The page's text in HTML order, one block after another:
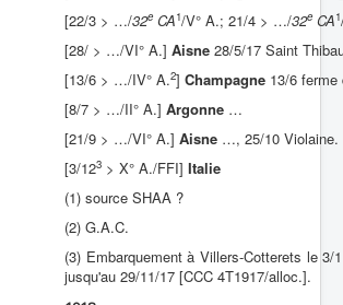
[22/3 > …/32e CA1/V° A.; 21/4 > …/32e CA1
[28/ > …/VI° A.] Aisne 28/5/17 Saint
[13/6 > …/IV° A.2] Champagne 13/6 ferme
[8/7 > …/II° A.] Argonne …
[21/9 > …/VI° A.] Aisne …, 25/10 Violaine.
[3/123 > X° A./FFI] Italie
(1) source SHAA ?
(2) G.A.C.
(3) Embarquement à Villers-Cotterets le
jusqu'au 29/11/17 [CCC 4T1917/alloc.].